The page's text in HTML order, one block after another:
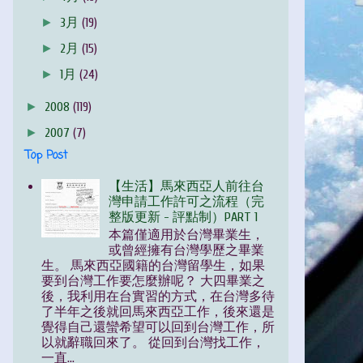
► 3月(19)
► 2月(15)
►1月(24)
► 2008 (119)
► 2007 (7)
Top Post
【生活】馬來西亞人前往台
灣申請工作許可之流程（完
整版更新 - 評點制）PART 1
本篇僅適用於台灣畢業生，
或曾經擁有台灣學歷之畢業
生。 馬來西亞國籍的台灣留學生，如果
要到台灣工作要怎麼辦呢？ 大四畢業之
後，我利用在台實習的方式，在台灣多待
了半年之後就回馬來西亞工作，後來還是
覺得自己還蠻希望可以回到台灣工作，所
以就辭職回來了。 從回到台灣找工作，
一直...